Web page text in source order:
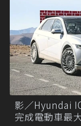
影／Hyundai
完成電動車最